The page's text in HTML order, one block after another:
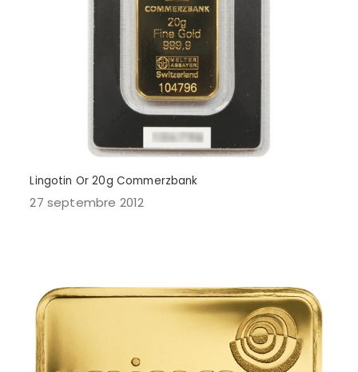
Lingotin Or 20g Commerzbank
27 septembre 2012